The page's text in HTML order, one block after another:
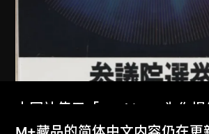
本网站使用「Cookies」为你提